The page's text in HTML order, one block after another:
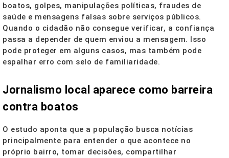
boatos, golpes, manipulações políticas, fraudes de
saúde e mensagens falsas sobre serviços públicos.
Quando o cidadão não consegue verificar, a confiança
passa a depender de quem enviou a mensagem. Isso
pode proteger em alguns casos, mas também pode
espalhar erro com selo de familiaridade.
Jornalismo local aparece como barreira
contra boatos
O estudo aponta que a população busca notícias
principalmente para entender o que acontece no
próprio bairro, tomar decisões, compartilhar